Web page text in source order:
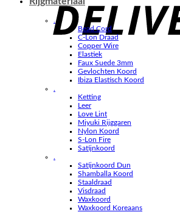
.
Bead Cord
C-Lon Draad
Copper Wire
Elastiek
Faux Suede 3mm
Gevlochten Koord
Ibiza Elastisch Koord
.
Ketting
Leer
Love Lint
Miyuki Rijggaren
Nylon Koord
S-Lon Fire
Satijnkoord
.
Satijnkoord Dun
Shamballa Koord
Staaldraad
Visdraad
Waxkoord
Waxkoord Koreaans